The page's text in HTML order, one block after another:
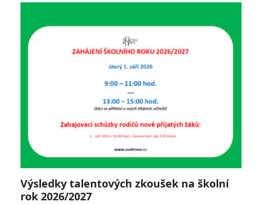
Výsledky talentových zkoušek na školní
rok 2026/2027